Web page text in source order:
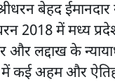
बेहद
2018 में मध्य
लद्दाख के
कई अहम और